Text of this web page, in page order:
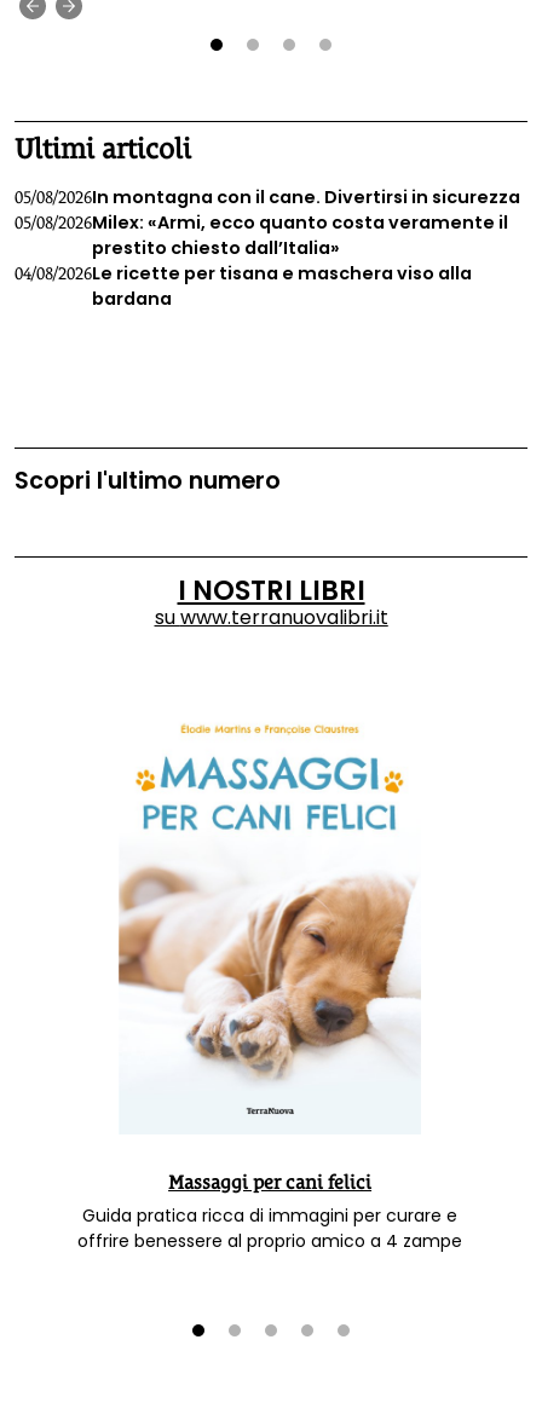
Ultimi articoli
05/08/2026In montagna con il cane. Divertirsi in sicurezza
05/08/2026Milex: «Armi, ecco quanto costa veramente il
prestito chiesto dall’Italia»
04/08/2026Le ricette per tisana e maschera viso alla
bardana
Scopri l'ultimo numero
I NOSTRI LIBRI
suwww.terranuovalibri.it
Massaggi per cani felici
Guida pratica ricca di immagini per curare e
offrire benessere al proprio amico a 4 zampe